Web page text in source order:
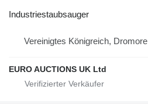
Industriestaubsauger
Vereinigtes Königreich, Dromore
EURO AUCTIONS UK Ltd